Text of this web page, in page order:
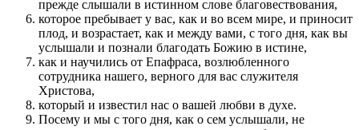
прежде слышали в истинном слове благовествования,
которое пребывает у вас, как и во всем мире, и приносит
плод, и возрастает, как и между вами, с того дня, как вы
услышали и познали благодать Божию в истине,
как и научились от Епафраса, возлюбленного
сотрудника нашего, верного для вас служителя
Христова,
который и известил нас о вашей любви в духе.
Посему и мы с того дня, как о сем услышали, не